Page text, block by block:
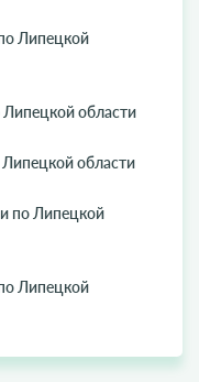
Липецкой
области
области
по Липецкой
Липецкой